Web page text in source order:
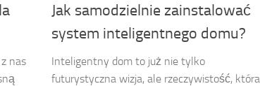
nas
Jak samodzielnie zainstalować
system inteligentnego domu?
Inteligentny dom to już nie tylko
futurystyczna wizja, ale rzeczywistość, która